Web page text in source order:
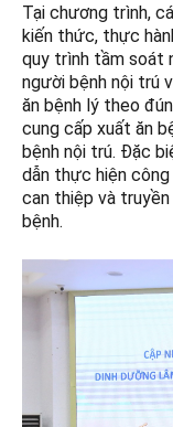
Tại chương trình,
kiến thức, thực
quy trình tầm soát
người bệnh nội trú
ăn bệnh lý theo
cung cấp xuất ăn
bệnh nội trú. Đặc
dẫn thực hiện
can thiệp và
bệnh.